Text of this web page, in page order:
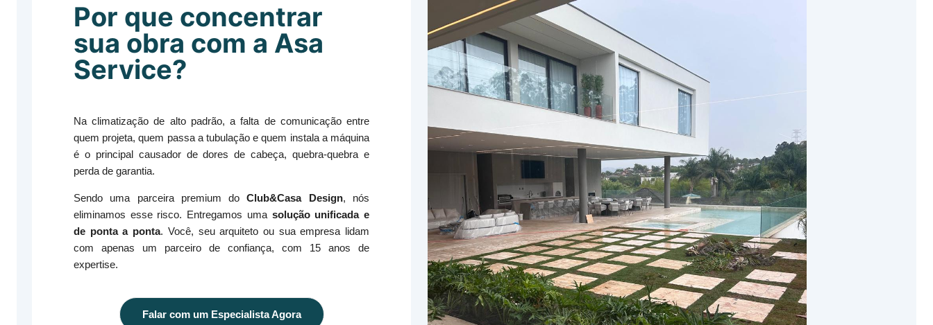
Por que concentrar
sua obra com a Asa
Service?
Na climatização de alto padrão, a falta de comunicação entre
quem projeta, quem passa a tubulação e quem instala a máquina
é o principal causador de dores de cabeça, quebra-quebra e
perda de garantia.
Sendo uma parceira premium doClub&Casa Design, nós
eliminamos esse risco. Entregamos uma solução unificada e
de ponta a ponta. Você, seu arquiteto ou sua empresa lidam
com apenas um parceiro de confiança, com 15 anos de
expertise.
Falar com um Especialista Agora